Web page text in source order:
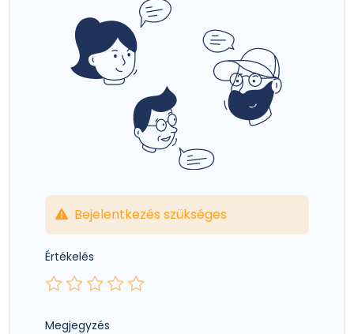
Bejelentkezés szükséges
Értékelés
Megjegyzés